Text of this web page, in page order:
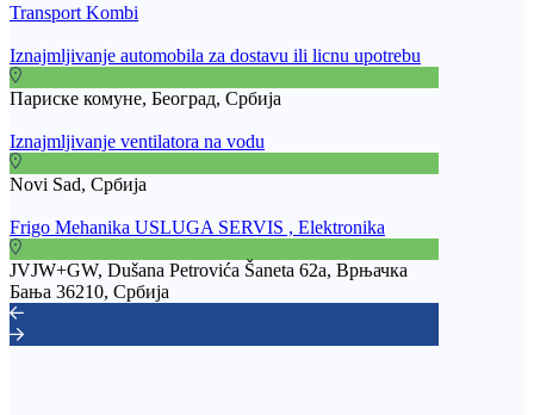
Transport Kombi
Iznajmljivanje automobila za dostavu ili licnu upotrebu
Париске комуне, Београд, Србија
Iznajmljivanje ventilatora na vodu
Novi Sad, Србија
Frigo Mehanika USLUGA SERVIS , Elektronika
JVJW+GW, Dušana Petrovića Šaneta 62a, Врњачка
Бања 36210, Србија